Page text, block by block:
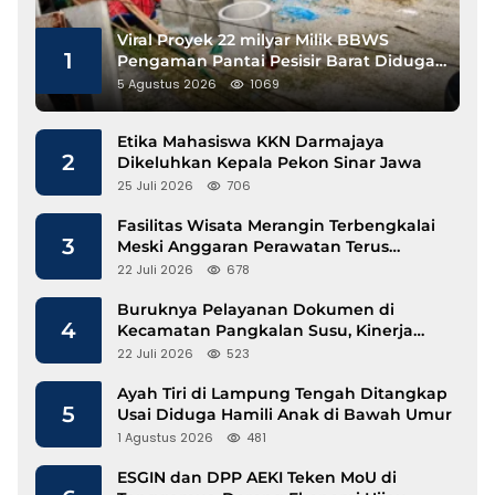
1
Viral Proyek 22 milyar Milik BBWS
Pengaman Pantai Pesisir Barat Diduga
Gunakan Besi Banci
5 Agustus 2026 1069
2
Etika Mahasiswa KKN Darmajaya
Dikeluhkan Kepala Pekon Sinar Jawa
25 Juli 2026 706
3
Fasilitas Wisata Merangin Terbengkalai
Meski Anggaran Perawatan Terus
Mengalir
22 Juli 2026 678
4
Buruknya Pelayanan Dokumen di
Kecamatan Pangkalan Susu, Kinerja
Disdukcapil Langkat Disorot
22 Juli 2026 523
5
Ayah Tiri di Lampung Tengah Ditangkap
Usai Diduga Hamili Anak di Bawah Umur
1 Agustus 2026 481
ESGIN dan DPP AEKI Teken MoU di